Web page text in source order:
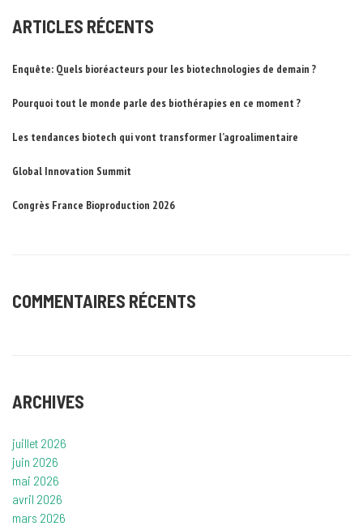
ARTICLES RÉCENTS
Enquête: Quels bioréacteurs pour les biotechnologies de demain ?
Pourquoi tout le monde parle des biothérapies en ce moment ?
Les tendances biotech qui vont transformer l’agroalimentaire
Global Innovation Summit
Congrès France Bioproduction 2026
COMMENTAIRES RÉCENTS
ARCHIVES
juillet 2026
juin 2026
mai 2026
avril 2026
mars 2026